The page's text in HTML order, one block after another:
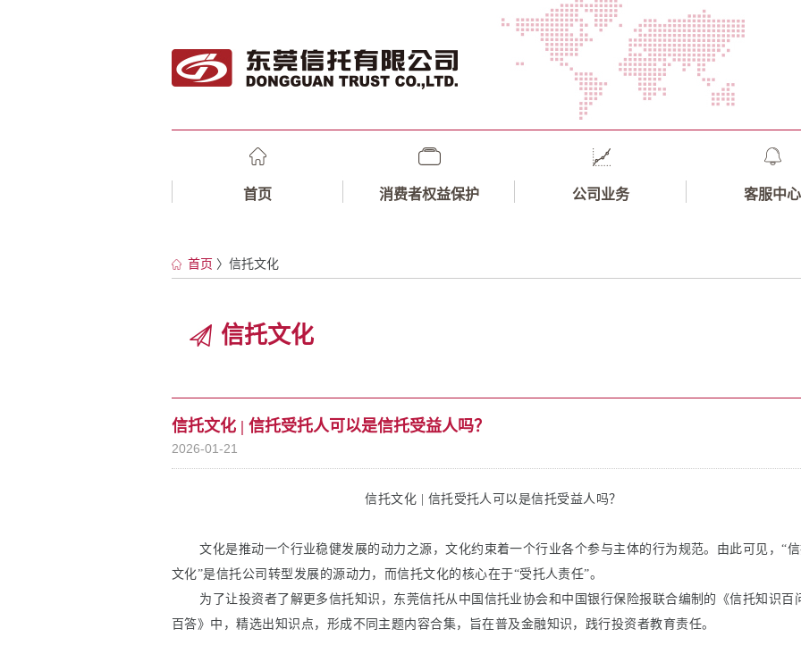
首页 消费者权益保护 公司业务 客服中心
首页 〉信托文化
信托文化
信托文化 | 信托受托人可以是信托受益人吗？
2026-01-21
信托文化 | 信托受托人可以是信托受益人吗？
文化是推动一个行业稳健发展的动力之源，文化约束着一个行业各个参与主体的行为规范。 由此可见，“
文化”是信托公司转型发展的源动力，而信托文化的核心在于“受托人责任”。
为了让投资者了解更多信托知识，东莞信托从中国信托业协会和中国银行保险报联合编制的《信托知识百
百答》中，精选出知识点，形成不同主题内容合集，旨在普及金融知识，践行投资者教育责任。